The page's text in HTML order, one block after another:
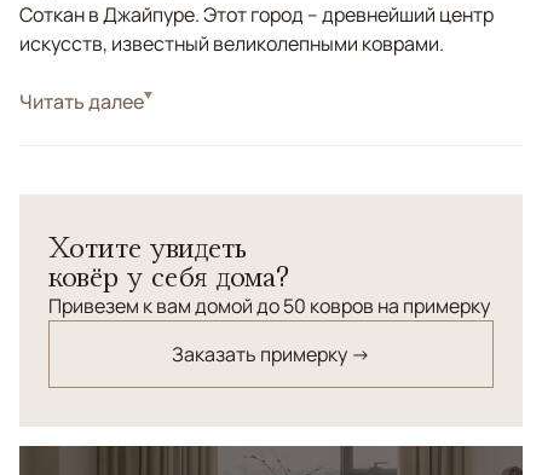
Соткан в Джайпуре. Этот город – древнейший центр
искусств, известный великолепными коврами.
СтильКлассические
"Дамаск" внесут в интерьер вашей спальни гармонию
Читать далее
Хотите увидеть
ковёр у себя дома?
Привезем к вам домой до 50 ковров на примерку
Заказать примерку →